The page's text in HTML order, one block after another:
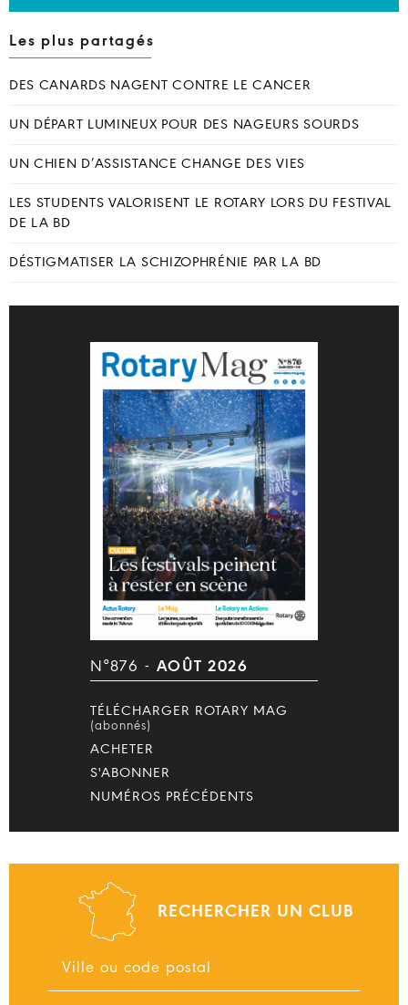
Les plus partagés
DES CANARDS NAGENT CONTRE LE CANCER
UN DÉPART LUMINEUX POUR DES NAGEURS SOURDS
UN CHIEN D’ASSISTANCE CHANGE DES VIES
LES STUDENTS VALORISENT LE ROTARY LORS DU FESTIVAL
DE LA BD
DÉSTIGMATISER LA SCHIZOPHRÉNIE PAR LA BD
N°876 - AOÛT 2026
TÉLÉCHARGER ROTARY MAG
(abonnés)
ACHETER
S'ABONNER
NUMÉROS PRÉCÉDENTS
RECHERCHER UN CLUB